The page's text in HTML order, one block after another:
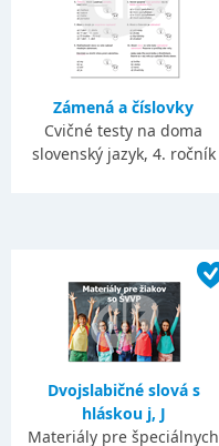
Zámená a číslovky
Cvičné testy na doma
slovenský jazyk, 4. ročník
Dvojslabičné slová s
hláskou j, J
Materiály pre špeciálnych